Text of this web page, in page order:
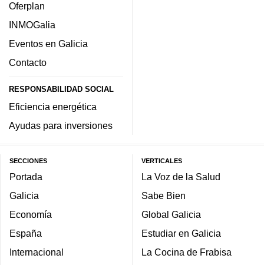
Oferplan
INMOGalia
Eventos en Galicia
Contacto
RESPONSABILIDAD SOCIAL
Eficiencia energética
Ayudas para inversiones
SECCIONES
Portada
Galicia
Economía
España
Internacional
VERTICALES
La Voz de la Salud
Sabe Bien
Global Galicia
Estudiar en Galicia
La Cocina de Frabisa